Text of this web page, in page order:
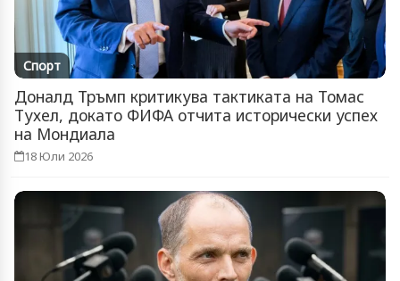
Спорт
Доналд Тръмп критикува тактиката на Томас
Тухел, докато ФИФА отчита исторически успех
на Мондиала
18 Юли 2026